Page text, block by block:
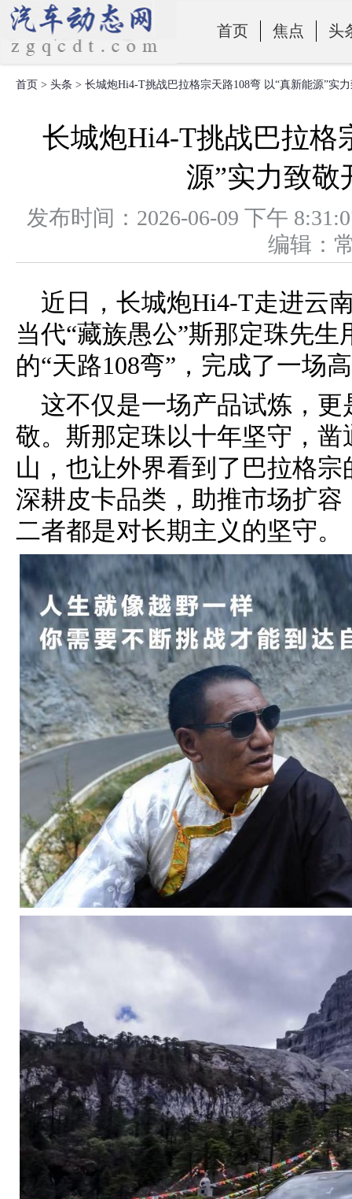
首页 焦点 头
零部件
首页 > 头条 > 长城炮Hi4-T挑战巴拉格宗天路108弯 以“真新能源”实
长城炮Hi4-T挑战巴拉格
源”实力致敬
发布时间：2026-06-09 下午
编辑
近日，长城炮Hi4-T走进云
当代“藏族愚公”斯那定珠先
的“天路108弯”，完成了一场
这不仅是一场产品试炼，更
敬。斯那定珠以十年坚守，
山，也让外界看到了巴拉格
深耕皮卡品类，助推市场扩
二者都是对长期主义的坚守。